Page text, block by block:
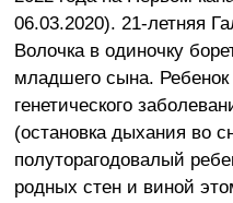
06.03.2020). 21-летняя
Волочка в одиночку
младшего сына. Ребенок
генетического
(остановка дыхания во
полуторагодовалый
родных стен и виной